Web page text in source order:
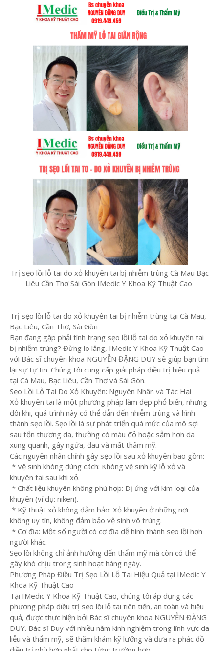
Trị sẹo lồi lỗ tai do xỏ khuyên tai bị nhiễm trùng Cà Mau Bạc
Liêu Cần Thơ Sài Gòn IMedic Y Khoa Kỹ Thuật Cao
Trị sẹo lồi lỗ tai do xỏ khuyên tai bị nhiễm trùng tại Cà Mau,
Bạc Liêu, Cần Thơ, Sài Gòn
Bạn đang gặp phải tình trạng sẹo lồi lỗ tai do xỏ khuyên tai
bị nhiễm trùng? Đừng lo lắng, IMedic Y Khoa Kỹ Thuật Cao
với Bác sĩ chuyên khoa NGUYỄN ĐẶNG DUY sẽ giúp bạn tìm
lại sự tự tin. Chúng tôi cung cấp giải pháp điều trị hiệu quả
tại Cà Mau, Bạc Liêu, Cần Thơ và Sài Gòn.
Sẹo Lồi Lỗ Tai Do Xỏ Khuyên: Nguyên Nhân và Tác Hại
Xỏ khuyên tai là một phương pháp làm đẹp phổ biến, nhưng
đôi khi, quá trình này có thể dẫn đến nhiễm trùng và hình
thành sẹo lồi. Sẹo lồi là sự phát triển quá mức của mô sợi
sau tổn thương da, thường có màu đỏ hoặc sẫm hơn da
xung quanh, gây ngứa, đau và mất thẩm mỹ.
Các nguyên nhân chính gây sẹo lồi sau xỏ khuyên bao gồm:
* Vệ sinh không đúng cách: Không vệ sinh kỹ lỗ xỏ và
khuyên tai sau khi xỏ.
* Chất liệu khuyên không phù hợp: Dị ứng với kim loại của
khuyên (ví dụ: niken).
* Kỹ thuật xỏ không đảm bảo: Xỏ khuyên ở những nơi
không uy tín, không đảm bảo vệ sinh vô trùng.
* Cơ địa: Một số người có cơ địa dễ hình thành sẹo lồi hơn
người khác.
Sẹo lồi không chỉ ảnh hưởng đến thẩm mỹ mà còn có thể
gây khó chịu trong sinh hoạt hàng ngày.
Phương Pháp Điều Trị Sẹo Lồi Lỗ Tai Hiệu Quả tại IMedic Y
Khoa Kỹ Thuật Cao
Tại IMedic Y Khoa Kỹ Thuật Cao, chúng tôi áp dụng các
phương pháp điều trị sẹo lồi lỗ tai tiên tiến, an toàn và hiệu
quả, được thực hiện bởi Bác sĩ chuyên khoa NGUYỄN ĐẶNG
DUY. Bác sĩ Duy với nhiều năm kinh nghiệm trong lĩnh vực da
liễu và thẩm mỹ, sẽ thăm khám kỹ lưỡng và đưa ra phác đồ